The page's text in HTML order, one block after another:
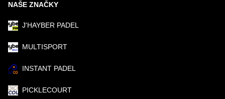
NAŠE ZNAČKY
J'HAYBER PADEL
MULTISPORT
INSTANT PADEL
PICKLECOURT